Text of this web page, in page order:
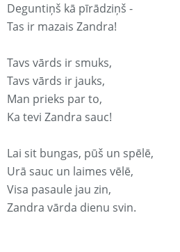
Deguntiņš kā pīrādziņš -
Tas ir mazais Zandra!
Tavs vārds ir smuks,
Tavs vārds ir jauks,
Man prieks par to,
Ka tevi Zandra sauc!
Lai sit bungas, pūš un spēlē,
Urā sauc un laimes vēlē,
Visa pasaule jau zin,
Zandra vārda dienu svin.